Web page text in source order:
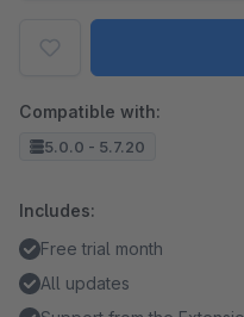
Compatible with:
5.0.0 - 5.7.20
Includes:
Free trial month
All updates